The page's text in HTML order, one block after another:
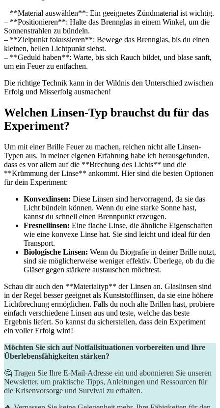
– **Material auswählen**: Ein geeignetes Zündmaterial ist wichtig.
– **Positionieren**: Halte das Brennglas in​ einem Winkel, ‌um die
Sonnenstrahlen zu ‍bündeln.
– **Zielpunkt fokussieren**: Bewege das Brennglas, ⁤bis du einen
kleinen,⁣ hellen Lichtpunkt siehst.
– **Geduld haben**: Warte, bis sich Rauch bildet, und blase⁣ sanft,
um ein Feuer zu entfachen.
Die richtige Technik kann in der Wildnis den Unterschied zwischen
Erfolg⁤ und Misserfolg ausmachen!
Welchen Linsen-Typ ​brauchst du für das
Experiment?
Um mit einer Brille Feuer zu machen, ⁢reichen nicht alle Linsen-
Typen aus. In meiner eigenen Erfahrung habe ich herausgefunden,
dass es ⁢vor allem auf die **Brechung des Lichts** ⁢und⁢ die
**Krümmung⁣ der Linse** ankommt. Hier sind die besten ⁣Optionen⁢
für dein Experiment:
Konvexlinsen: Diese Linsen sind hervorragend, da sie ‍das
Licht bündeln‌ können. ⁤Wenn du eine starke Sonne hast,
kannst du schnell einen Brennpunkt erzeugen.
Fresnellinsen: Eine flache Linse, die ⁣ähnliche⁣ Eigenschaften
wie⁢ eine konvexe Linse hat. Sie sind leicht und ideal für den
Transport.
Biologische Linsen: Wenn du Biografie in deiner Brille nutzt,
sind ⁣sie möglicherweise weniger effektiv. Überlege, ob du die
Gläser gegen stärkere austauschen möchtest.
Schau dir auch den **Materialtyp** der⁢ Linsen an. Glaslinsen sind
in der Regel besser geeignet ⁤als ​Kunststofflinsen, da sie eine höhere
Lichtbrechung ermöglichen. Falls du noch alte Brillen hast, probiere
einfach verschiedene Linsen aus und teste, welche das beste​
Ergebnis liefert. So kannst du sicherstellen, dass dein Experiment
ein voller Erfolg wird!
Möchten Sie sich auf Notfallsituationen vorbereiten und Ihre
Überlebensfähigkeiten stärken?
🤔 Tragen Sie Ihre E-Mail-Adresse ein und abonnieren Sie unseren
Newsletter, um praktische Tipps, Anleitungen und Ressourcen für
die Krisenvorsorge und Survival zu erhalten.